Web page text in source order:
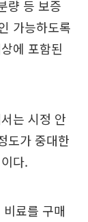
량 등 보증
가능하도록
에 포함된
는 시정 안
도가 중대한
다.
료를 구매